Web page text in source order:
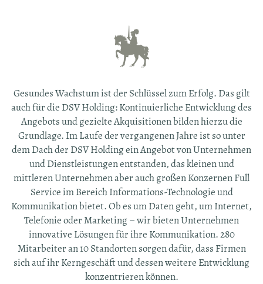
Gesundes Wachstum ist der Schlüssel zum Erfolg. Das gilt
auch für die DSV Holding: Kontinuierliche Entwicklung des
Angebots und gezielte Akquisitionen bilden hierzu die
Grundlage. Im Laufe der vergangenen Jahre ist so unter
dem Dach der DSV Holding ein Angebot von Unternehmen
und Dienstleistungen entstanden, das kleinen und
mittleren Unternehmen aber auch großen Konzernen Full
Service im Bereich Informations-Technologie und
Kommunikation bietet. Ob es um Daten geht, um Internet,
Telefonie oder Marketing – wir bieten Unternehmen
innovative Lösungen für ihre Kommunikation. 280
Mitarbeiter an 10 Standorten sorgen dafür, dass Firmen
sich auf ihr Kerngeschäft und dessen weitere Entwicklung
konzentrieren können.